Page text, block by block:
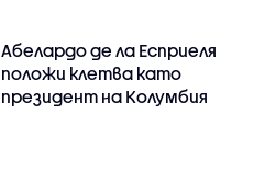
Абелардо де ла Есприеля
положи клетва като
президент на Колумбия